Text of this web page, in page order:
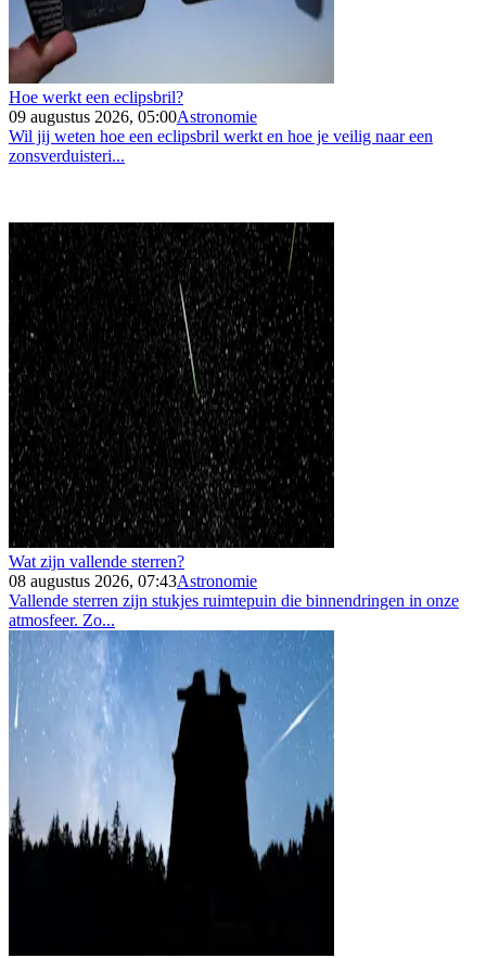
Hoe werkt een eclipsbril?
09 augustus 2026, 05:00Astronomie
Wil jij weten hoe een eclipsbril werkt en hoe je veilig naar een
zonsverduisteri...
Wat zijn vallende sterren?
08 augustus 2026, 07:43Astronomie
Vallende sterren zijn stukjes ruimtepuin die binnendringen in onze
atmosfeer. Zo...